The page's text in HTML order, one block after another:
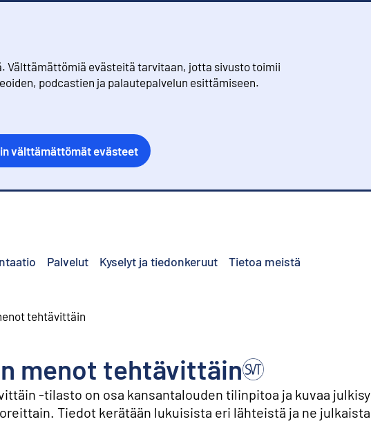
Välttämättömiä evästeitä tarvitaan, jotta sivusto toimii
podcastien ja palautepalvelun esittämiseen.
välttämättömät evästeet
Palvelut Kyselyt ja tiedonkeruut Tietoa meistä
tehtävittäin
menot tehtävittäin
-tilasto on osa kansantalouden tilinpitoa ja kuvaa
Tiedot kerätään lukuisista eri lähteistä ja ne